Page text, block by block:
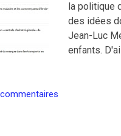
la politique
des idées
Jean-Luc
enfants.
c'est vrai)